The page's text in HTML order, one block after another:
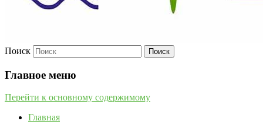
Поиск
Главное меню
Перейти к основному содержимому
Главная